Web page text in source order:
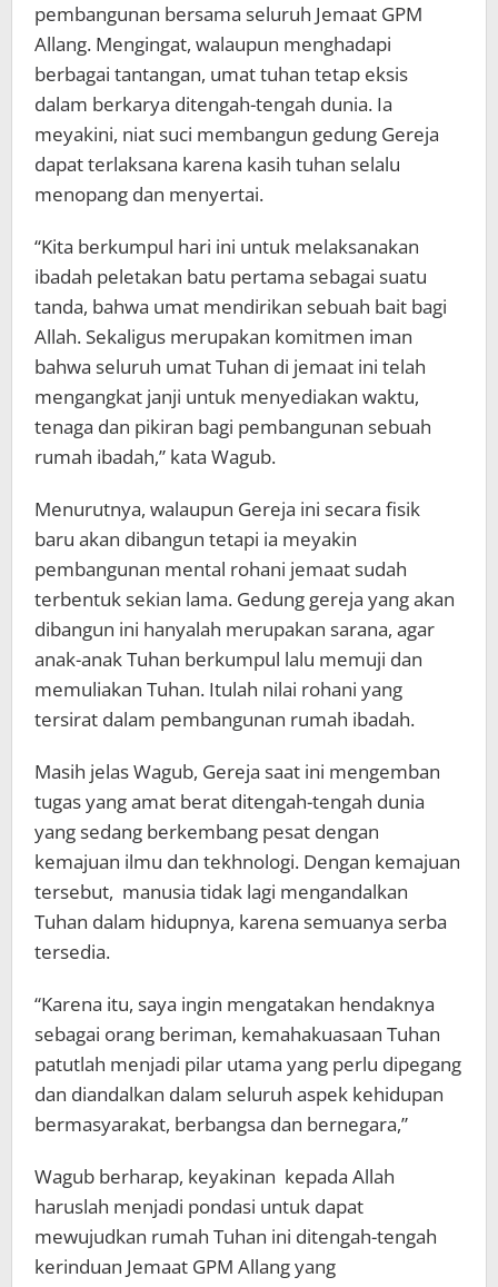
pembangunan bersama seluruh Jemaat GPM
Allang. Mengingat, walaupun menghadapi
berbagai tantangan, umat tuhan tetap eksis
dalam berkarya ditengah-tengah dunia. Ia
meyakini, niat suci membangun gedung Gereja
dapat terlaksana karena kasih tuhan selalu
menopang dan menyertai.
“Kita berkumpul hari ini untuk melaksanakan
ibadah peletakan batu pertama sebagai suatu
tanda, bahwa umat mendirikan sebuah bait bagi
Allah. Sekaligus merupakan komitmen iman
bahwa seluruh umat Tuhan di jemaat ini telah
mengangkat janji untuk menyediakan waktu,
tenaga dan pikiran bagi pembangunan sebuah
rumah ibadah,” kata Wagub.
Menurutnya, walaupun Gereja ini secara fisik
baru akan dibangun tetapi ia meyakin
pembangunan mental rohani jemaat sudah
terbentuk sekian lama. Gedung gereja yang akan
dibangun ini hanyalah merupakan sarana, agar
anak-anak Tuhan berkumpul lalu memuji dan
memuliakan Tuhan. Itulah nilai rohani yang
tersirat dalam pembangunan rumah ibadah.
Masih jelas Wagub, Gereja saat ini mengemban
tugas yang amat berat ditengah-tengah dunia
yang sedang berkembang pesat dengan
kemajuan ilmu dan tekhnologi. Dengan kemajuan
tersebut, manusia tidak lagi mengandalkan
Tuhan dalam hidupnya, karena semuanya serba
tersedia.
“Karena itu, saya ingin mengatakan hendaknya
sebagai orang beriman, kemahakuasaan Tuhan
patutlah menjadi pilar utama yang perlu dipegang
dan diandalkan dalam seluruh aspek kehidupan
bermasyarakat, berbangsa dan bernegara,”
Wagub berharap, keyakinan kepada Allah
haruslah menjadi pondasi untuk dapat
mewujudkan rumah Tuhan ini ditengah-tengah
kerinduan Jemaat GPM Allang yang